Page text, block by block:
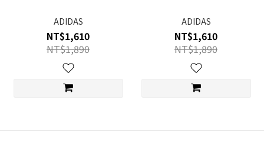
ADIDAS
NT$1,610
NT$1,890
ADIDAS
NT$1,610
NT$1,890